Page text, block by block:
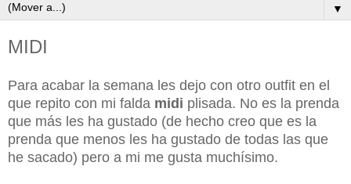
▼
MIDI
Para acabar la semana les dejo con otro outfit en el
que repito con mi falda midi plisada. No es la prenda
que más les ha gustado (de hecho creo que es la
prenda que menos les ha gustado de todas las que
he sacado) pero a mi me gusta muchísimo.